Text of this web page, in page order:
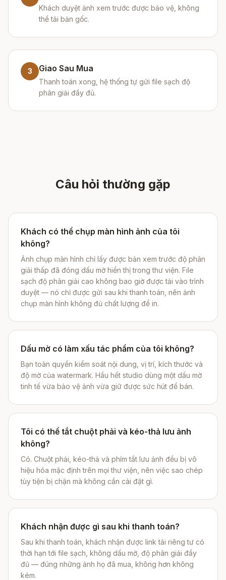
Khách duyệt ảnh xem trước được bảo vệ, không
thể tải bản gốc.
3 Giao Sau Mua
Thanh toán xong, hệ thống tự gửi file sạch độ
phân giải đầy đủ.
Câu hỏi thường gặp
Khách có thể chụp màn hình ảnh của tôi
không?
Ảnh chụp màn hình chỉ lấy được bản xem trước độ phân
giải thấp đã đóng dấu mờ hiển thị trong thư viện. File
sạch độ phân giải cao không bao giờ được tải vào trình
duyệt — nó chỉ được gửi sau khi thanh toán, nên ảnh
chụp màn hình không đủ chất lượng để in.
Dấu mờ có làm xấu tác phẩm của tôi không?
Bạn toàn quyền kiểm soát nội dung, vị trí, kích thước và
độ mờ của watermark. Hầu hết studio dùng một dấu mờ
tinh tế vừa bảo vệ ảnh vừa giữ được sức hút để bán.
Tôi có thể tắt chuột phải và kéo-thả lưu ảnh
không?
Có. Chuột phải, kéo-thả và phím tắt lưu ảnh đều bị vô
hiệu hóa mặc định trên mọi thư viện, nên việc sao chép
tùy tiện bị chặn mà không cần cài đặt gì.
Khách nhận được gì sau khi thanh toán?
Sau khi thanh toán, khách nhận được link tải riêng tư có
thời hạn tới file sạch, không dấu mờ, độ phân giải đầy
đủ — đúng những ảnh họ đã mua, không hơn không
kém.